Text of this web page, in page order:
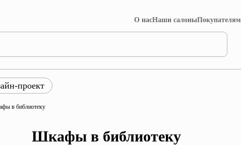
О насНаши салоныПокупателям
Лофт Коллекция Далия
проект
в библиотеку
Шкафы в библиотеку